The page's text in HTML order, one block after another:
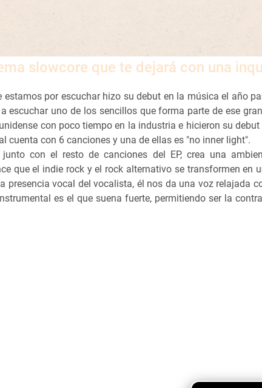
slowcore que te dejará con una
estamos por escuchar hizo su debut en la música el año
escuchar uno de los sencillos que forma parte de ese
con poco tiempo en la industria e hicieron su
cuenta con 6 canciones y una de ellas es "no inner light".
junto con el resto de canciones del EP, crea una
que el indie rock y el rock alternativo se transformen en
presencia vocal del vocalista, él nos da una voz relajada
es el que suena fuerte, permitiendo ser la